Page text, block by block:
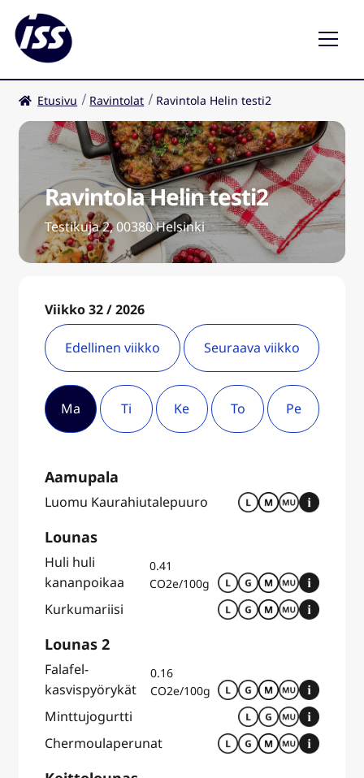
Ravintolat
Kahvilat
FI
Etusivu Ravintolat Ravintola Helin testi2
Ravintola Helin testi2
Testikuja 2, 00380 Helsinki
Viikko 32 / 2026
Edellinen viikko
Ma Ti Ke To Pe
Seuraava viikko
Aamupala
Luomu Kaurahiutalepuuro
Lounas
Huli huli
kananpoikaa
0.41
CO2e/100g
Kurkumariisi
Lounas 2
Falafel-
kasvispyörykät
0.16
CO2e/100g
Minttujogurtti
Chermoulaperunat